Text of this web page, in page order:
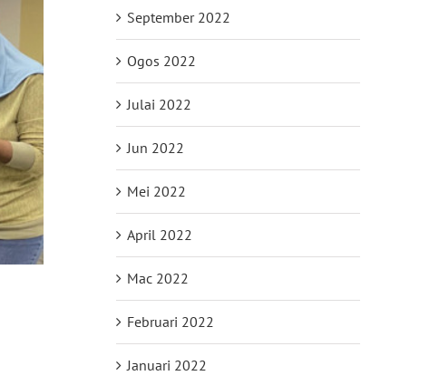
September 2022
Ogos 2022
Julai 2022
Jun 2022
Mei 2022
April 2022
Mac 2022
Februari 2022
Januari 2022